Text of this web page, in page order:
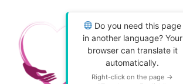
Do you need this page
in another language? Your
browser can translate it
automatically.
Right-click on the page →